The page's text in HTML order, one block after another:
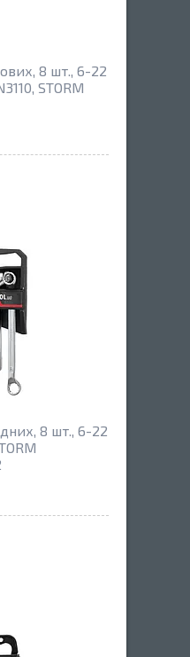
8 шт., 6-22
STORM
8 шт., 6-22